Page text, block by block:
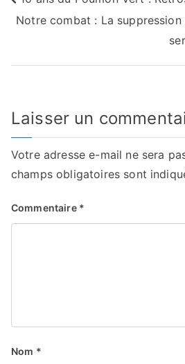
de
l’article
Notre combat : La
Laisser un
Votre adresse e-mail ne sera
champs obligatoires sont
Commentaire *
Nom *